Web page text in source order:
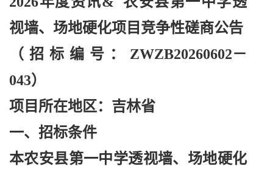
视墙、场地硬化项目竞争性磋商公告
（招标编号： ZWZB20260602－
043）
项目所在地区：吉林省
一、招标条件
本农安县第一中学透视墙、场地硬化